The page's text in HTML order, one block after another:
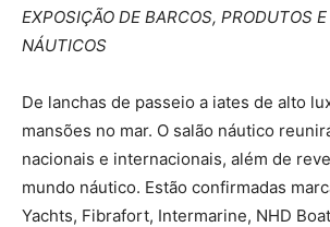
EXPOSIÇÃO DE BARCOS, PRODUTOS
NÁUTICOS
De lanchas de passeio a iates de alto
mansões no mar. O salão náutico
nacionais e internacionais, além de
mundo náutico. Estão confirmadas
Yachts, Fibrafort, Intermarine, NHD